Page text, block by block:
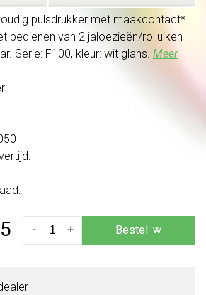
pulsdrukker met maakcontact*.
bedienen van 2 jaloezieën/rolluiken
Serie: F100, kleur: wit glans. Meer
+
- Bestel